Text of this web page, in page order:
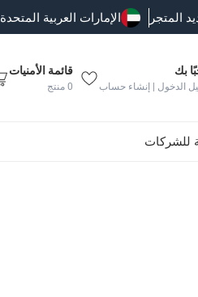
المتجر الإمارات العربية المتحدة
بك
الدخول | إنشاء حساب
قائمة الأمنيات
0 منتج
للشركات